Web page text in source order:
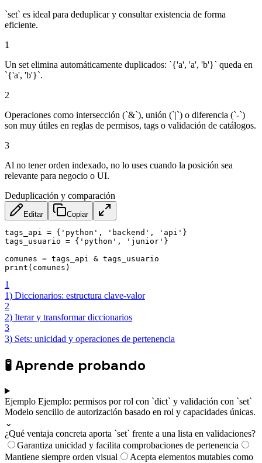
`set` es ideal para deduplicar y consultar existencia de forma
eficiente.
1
Un set elimina automáticamente duplicados: `{'a', 'a', 'b'}` queda en
`{'a', 'b'}`.
2
Operaciones como intersección (`&`), unión (`|`) o diferencia (`-`)
son muy útiles en reglas de permisos, tags o validación de catálogos.
3
Al no tener orden indexado, no lo uses cuando la posición sea
relevante para negocio o UI.
Deduplicación y comparación
Editar Copiar
tags_api = {'python', 'backend', 'api'}
tags_usuario = {'python', 'junior'}
comunes = tags_api & tags_usuario
print(comunes)
1
1) Diccionarios: estructura clave-valor
2
2) Iterar y transformar diccionarios
3
3) Sets: unicidad y operaciones de pertenencia
🧪Aprende probando
Ejemplo Ejemplo: permisos por rol con `dict` y validación con `set`
Modelo sencillo de autorización basado en rol y capacidades únicas.
⌄
¿Qué ventaja concreta aporta `set` frente a una lista en validaciones?
Garantiza unicidad y facilita comprobaciones de pertenencia
Mantiene siempre orden visual
Acepta elementos mutables como